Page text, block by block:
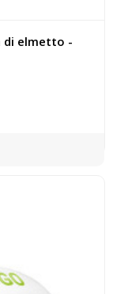
di elmetto -